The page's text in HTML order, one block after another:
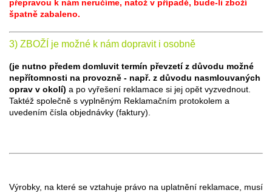
přepravou k nám neručíme, natož v případě, bude-li zboží
špatně zabaleno.
3) ZBOŽÍ je možné k nám dopravit i osobně
(je nutno předem domluvit termín převzetí z důvodu možné
nepřítomnosti na provozně - např. z důvodu nasmlouvaných
oprav v okolí) a po vyřešení reklamace si jej opět vyzvednout.
Taktéž společně s vyplněným Reklamačním protokolem a
uvedením čísla objednávky (faktury).
Výrobky, na které se vztahuje právo na uplatnění reklamace, musí